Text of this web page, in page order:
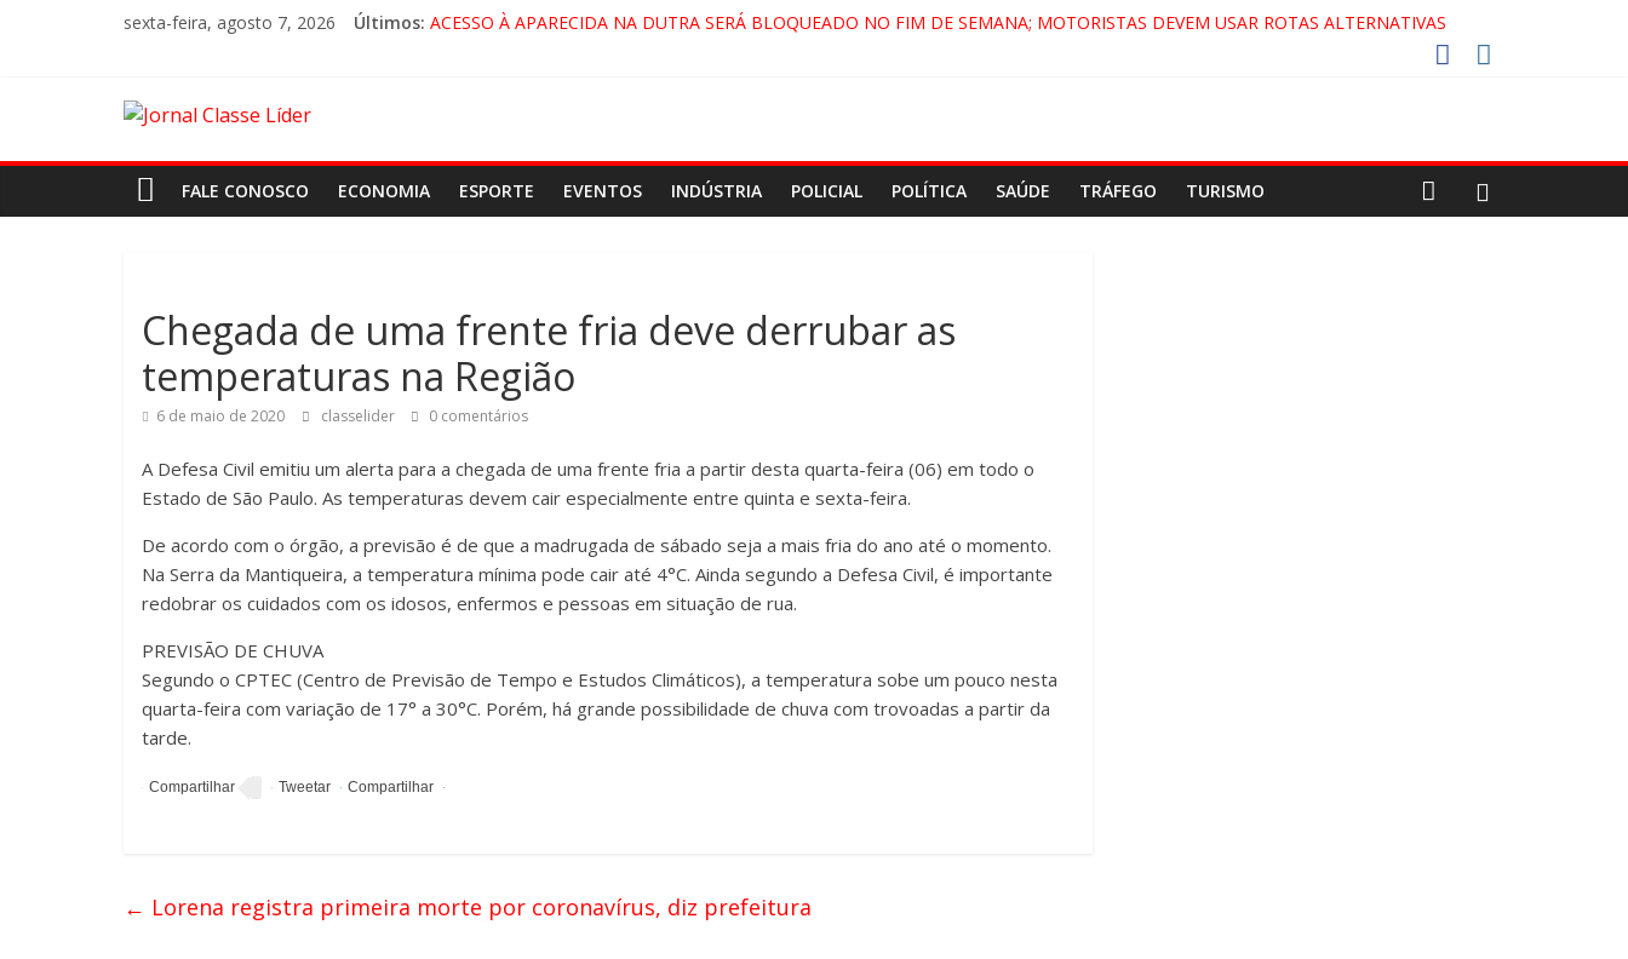
sexta-feira, agosto 7, 2026 Últimos: ACESSO À APARECIDA NA DUTRA SERÁ BLOQUEADO NO FIM DE SEMANA; MOTORISTAS DEVEM USAR ROTAS ALTERNATIVAS
FALE CONOSCO ECONOMIA ESPORTE EVENTOS INDÚSTRIA POLICIAL POLÍTICA SAÚDE TRÁFEGO TURISMO
Chegada de uma frente fria deve derrubar as
temperaturas na Região
6 de maio de 2020 classelider 0 comentários
A Defesa Civil emitiu um alerta para a chegada de uma frente fria a partir desta quarta-feira (06) em todo o
Estado de São Paulo. As temperaturas devem cair especialmente entre quinta e sexta-feira.
De acordo com o órgão, a previsão é de que a madrugada de sábado seja a mais fria do ano até o momento.
Na Serra da Mantiqueira, a temperatura mínima pode cair até 4°C. Ainda segundo a Defesa Civil, é importante
redobrar os cuidados com os idosos, enfermos e pessoas em situação de rua.
PREVISÃO DE CHUVA
Segundo o CPTEC (Centro de Previsão de Tempo e Estudos Climáticos), a temperatura sobe um pouco nesta
quarta-feira com variação de 17° a 30°C. Porém, há grande possibilidade de chuva com trovoadas a partir da
tarde.
← Lorena registra primeira morte por coronavírus, diz prefeitura